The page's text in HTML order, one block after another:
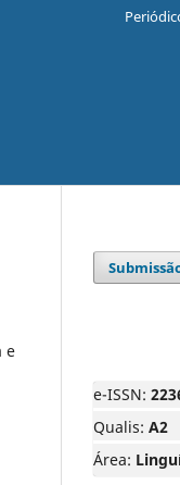
e
e-ISSN:
Qualis: A2
Área: